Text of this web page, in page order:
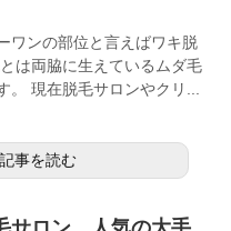
ワンの部位と言えばワキ脱
は両脇に生えているムダ毛
。 現在脱毛サロンやクリ...
記事を読む